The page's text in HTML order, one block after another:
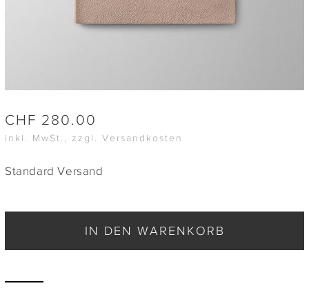
CHF 280.00
inkl. MwSt., zzgl. Versandkosten
Standard Versand
IN DEN WARENKORB